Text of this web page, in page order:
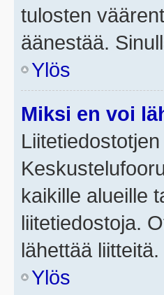
tulosten
äänestää.
Ylös
Miksi en voi
kaikille alueille
liitetiedostoja.
lähettää liitteitä.
Ylös